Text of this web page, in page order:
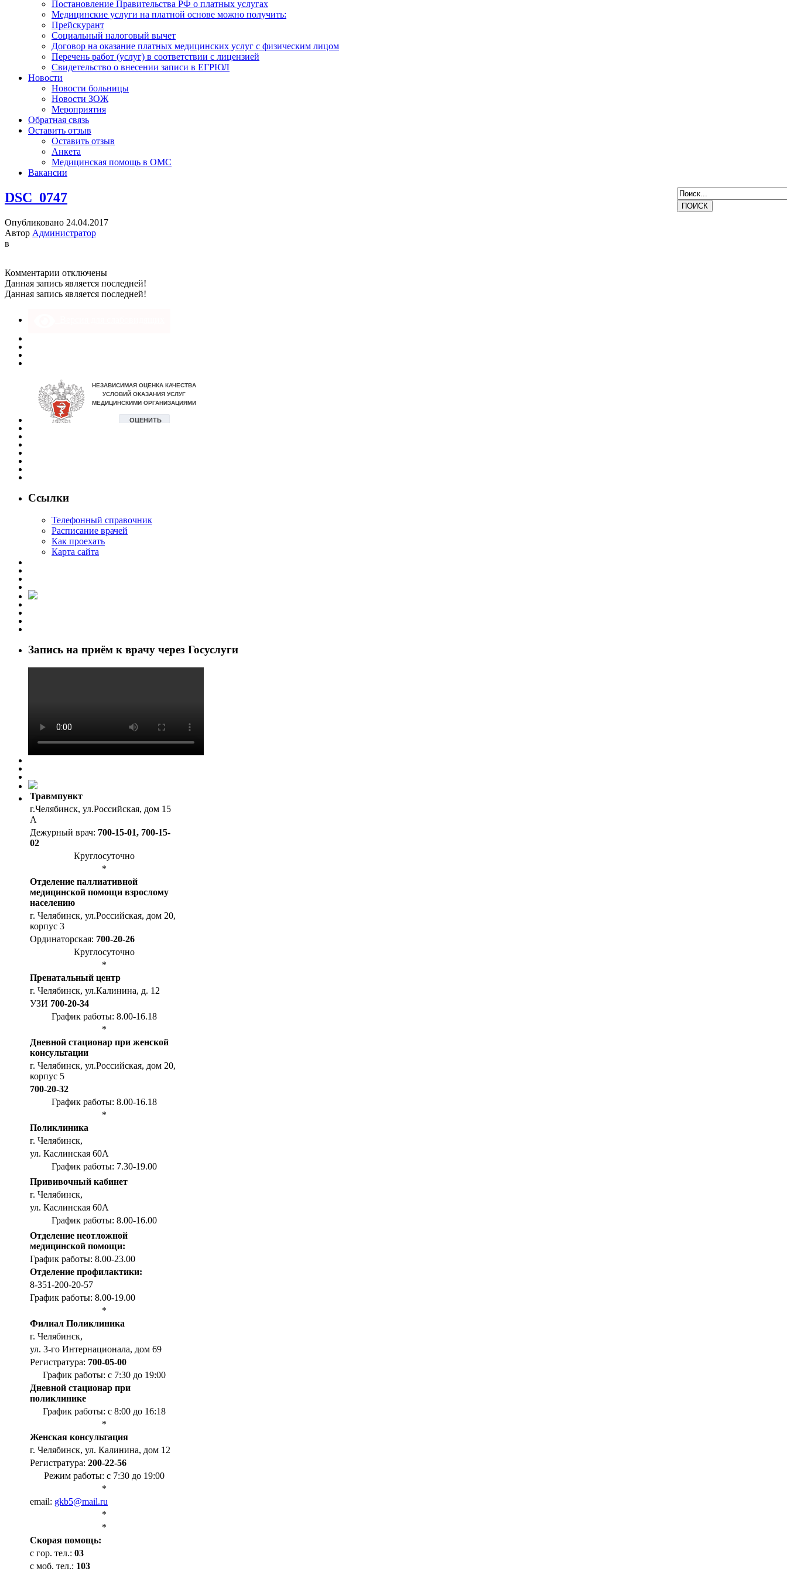
Постановление Правительства РФ о платных услугах
Медицинские услуги на платной основе можно получить:
Прейскурант
Социальный налоговый вычет
Договор на оказание платных медицинских услуг с физическим лицом
Перечень работ (услуг) в соответствии с лицензией
Свидетельство о внесении записи в ЕГРЮЛ
Новости
Новости больницы
Новости ЗОЖ
Мероприятия
Обратная связь
Оставить отзыв
Оставить отзыв
Анкета
Медицинская помощь в ОМС
Вакансии
DSC_0747
Опубликовано 24.04.2017
Автор Администратор
в
Комментарии к
записи
DSC_0747
отключены
Данная запись является последней!
Данная запись является последней!
Ссылки
Телефонный справочник
Расписание врачей
Как проехать
Карта сайта
Запись на приём к врачу через Госуслуги
Травмпункт
г.Челябинск, ул.Российская, дом 15
А
Дежурный врач: 700-15-01, 700-15-
02
Круглосуточно
*
Отделение паллиативной
медицинской помощи взрослому
населению
г. Челябинск, ул.Российская, дом 20,
корпус 3
Ординаторская: 700-20-26
Круглосуточно
*
Пренатальный центр
г. Челябинск, ул.Калинина, д. 12
УЗИ 700-20-34
График работы: 8.00-16.18
*
Дневной стационар при женской
консультации
г. Челябинск, ул.Российская, дом 20,
корпус 5
700-20-32
График работы: 8.00-16.18
*
Поликлиника
г. Челябинск,
ул. Каслинская 60А
График работы: 7.30-19.00
Прививочный кабинет
г. Челябинск,
ул. Каслинская 60А
График работы: 8.00-16.00
Отделение неотложной
медицинской помощи:
График работы: 8.00-23.00
Отделение профилактики:
8-351-200-20-57
График работы: 8.00-19.00
*
Филиал Поликлиника
г. Челябинск,
ул. 3-го Интернационала, дом 69
Регистратура: 700-05-00
График работы: с 7:30 до 19:00
Дневной стационар при
поликлинике
График работы: с 8:00 до 16:18
*
Женская консультация
г. Челябинск, ул. Калинина, дом 12
Регистратура: 200-22-56
Режим работы: с 7:30 до 19:00
*
email: gkb5@mail.ru
*
*
Cкорая помощь:
с гор. тел.: 03
с моб. тел.: 103